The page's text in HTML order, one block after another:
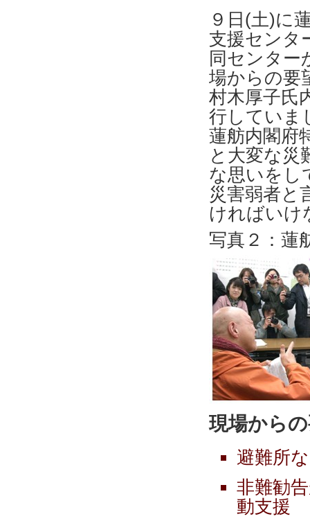
９日(土)に
支援センタ
同センター
場からの要
村木厚子氏
行していま
蓮舫内閣府
と大変な災
な思いをし
災害弱者と
ければいけ
写真２：蓮
現場から
避難所
非難勧
動支援